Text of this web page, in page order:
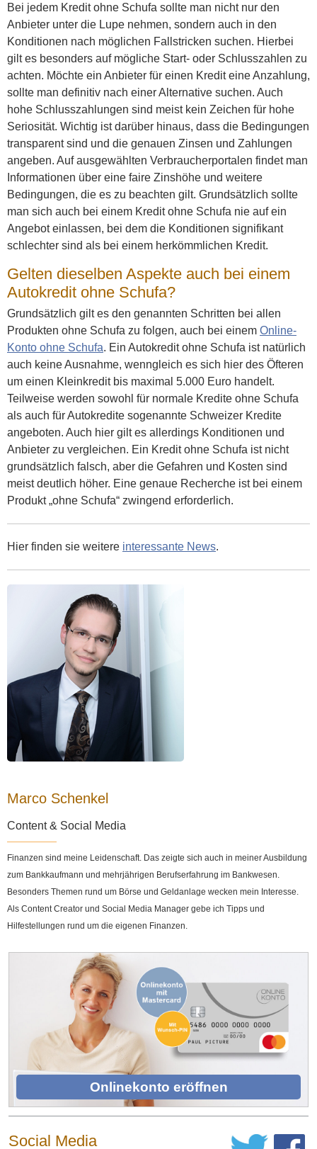
Bei jedem Kredit ohne Schufa sollte man nicht nur den
Anbieter unter die Lupe nehmen, sondern auch in den
Konditionen nach möglichen Fallstricken suchen. Hierbei
gilt es besonders auf mögliche Start- oder Schlusszahlen zu
achten. Möchte ein Anbieter für einen Kredit eine Anzahlung,
sollte man definitiv nach einer Alternative suchen. Auch
hohe Schlusszahlungen sind meist kein Zeichen für hohe
Seriosität. Wichtig ist darüber hinaus, dass die Bedingungen
transparent sind und die genauen Zinsen und Zahlungen
angeben. Auf ausgewählten Verbraucherportalen findet man
Informationen über eine faire Zinshöhe und weitere
Bedingungen, die es zu beachten gilt. Grundsätzlich sollte
man sich auch bei einem Kredit ohne Schufa nie auf ein
Angebot einlassen, bei dem die Konditionen signifikant
schlechter sind als bei einem herkömmlichen Kredit.
Gelten dieselben Aspekte auch bei einem
Autokredit ohne Schufa?
Grundsätzlich gilt es den genannten Schritten bei allen
Produkten ohne Schufa zu folgen, auch bei einem Online-
Konto ohne Schufa. Ein Autokredit ohne Schufa ist natürlich
auch keine Ausnahme, wenngleich es sich hier des Öfteren
um einen Kleinkredit bis maximal 5.000 Euro handelt.
Teilweise werden sowohl für normale Kredite ohne Schufa
als auch für Autokredite sogenannte Schweizer Kredite
angeboten. Auch hier gilt es allerdings Konditionen und
Anbieter zu vergleichen. Ein Kredit ohne Schufa ist nicht
grundsätzlich falsch, aber die Gefahren und Kosten sind
meist deutlich höher. Eine genaue Recherche ist bei einem
Produkt „ohne Schufa“ zwingend erforderlich.
Hier finden sie weitere interessante News.
Marco Schenkel
Content & Social Media
Finanzen sind meine Leidenschaft. Das zeigte sich auch in meiner Ausbildung
zum Bankkaufmann und mehrjährigen Berufserfahrung im Bankwesen.
Besonders Themen rund um Börse und Geldanlage wecken mein Interesse.
Als Content Creator und Social Media Manager gebe ich Tipps und
Hilfestellungen rund um die eigenen Finanzen.
Onlinekonto eröffnen
Social Media